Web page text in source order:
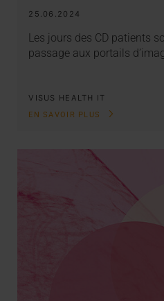
25.06.2024
Les jours des CD patients
passage aux portails
VISUS HEALTH IT
EN SAVOIR PLUS